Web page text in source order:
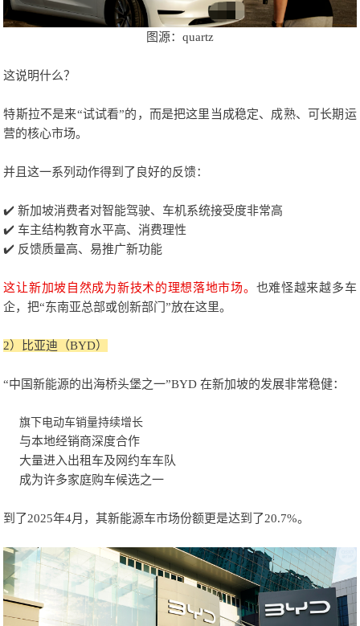
图源：quartz
这说明什么？
特斯拉不是来“试试看”的，而是把这里当成稳定、成熟、可长期运
营的核心市场。
并且这一系列动作得到了良好的反馈：
✔️ 新加坡消费者对智能驾驶、车机系统接受度非常高
✔️ 车主结构教育水平高、消费理性
✔️ 反馈质量高、易推广新功能
这让新加坡自然成为新技术的理想落地市场。 也难怪越来越多车
企，把“东南亚总部或创新部门”放在这里。
2）比亚迪（BYD）
“中国新能源的出海桥头堡之一”BYD 在新加坡的发展非常稳健：
旗下电动车销量持续增长
与本地经销商深度合作
大量进入出租车及网约车车队
成为许多家庭购车候选之一
到了2025年4月，其新能源车市场份额更是达到了20.7%。